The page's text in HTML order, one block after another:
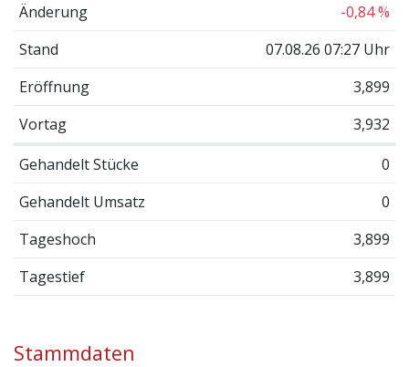
Änderung
-0,84 %
Stand
07.08.26 07:27 Uhr
Eröffnung
3,899
Vortag
3,932
Gehandelt Stücke
0
Gehandelt Umsatz
0
Tageshoch
3,899
Tagestief
3,899
Stammdaten